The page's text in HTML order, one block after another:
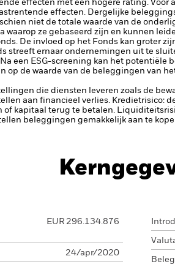
effecten met een hogere rating. Voor
effecten. Dergelijke
niet de totale waarde van de
waarop ze gebaseerd zijn en kunnen
De invloed op het Fonds kan groter
streeft ernaar ondernemingen uit te
een ESG-screening kan het
op de waarde van de beleggingen van
die diensten leveren zoals de
aan financieel verlies. Kredietrisico:
of kapitaal terug te betalen.
beleggingen gemakkelijk aan te
EUR 296.134.876
24/apr/2020